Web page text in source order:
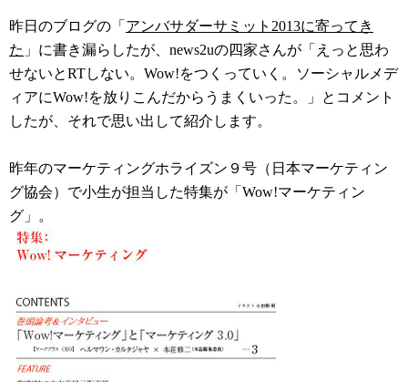
昨日のブログの「 アンバサダーサミット2013に寄ってき
た 」に書き漏らしたが、news2uの四家さんが「えっと思わ
せないとRTしない。Wow!をつくっていく。ソーシャルメデ
ィアにWow!を放りこんだからうまくいった。」とコメント
したが、それで思い出して紹介します。
昨年のマーケティングホライズン９号（日本マーケティン
グ協会）で小生が担当した特集が「Wow!マーケティン
グ」。